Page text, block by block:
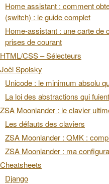
Home assistant : comment
(switch) : le guide complet
Home-assistant : une carte de
prises de courant
HTML/CSS – Sélecteurs
Joël Spolsky
Unicode : le minimum absolu
La loi des abstractions qui fuient
ZSA Moonlander : le clavier
Les défauts des claviers
ZSA Moonlander : QMK :
ZSA Moonlander : ma
Cheatsheets
Django